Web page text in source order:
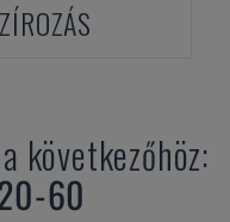
következőhöz:
60